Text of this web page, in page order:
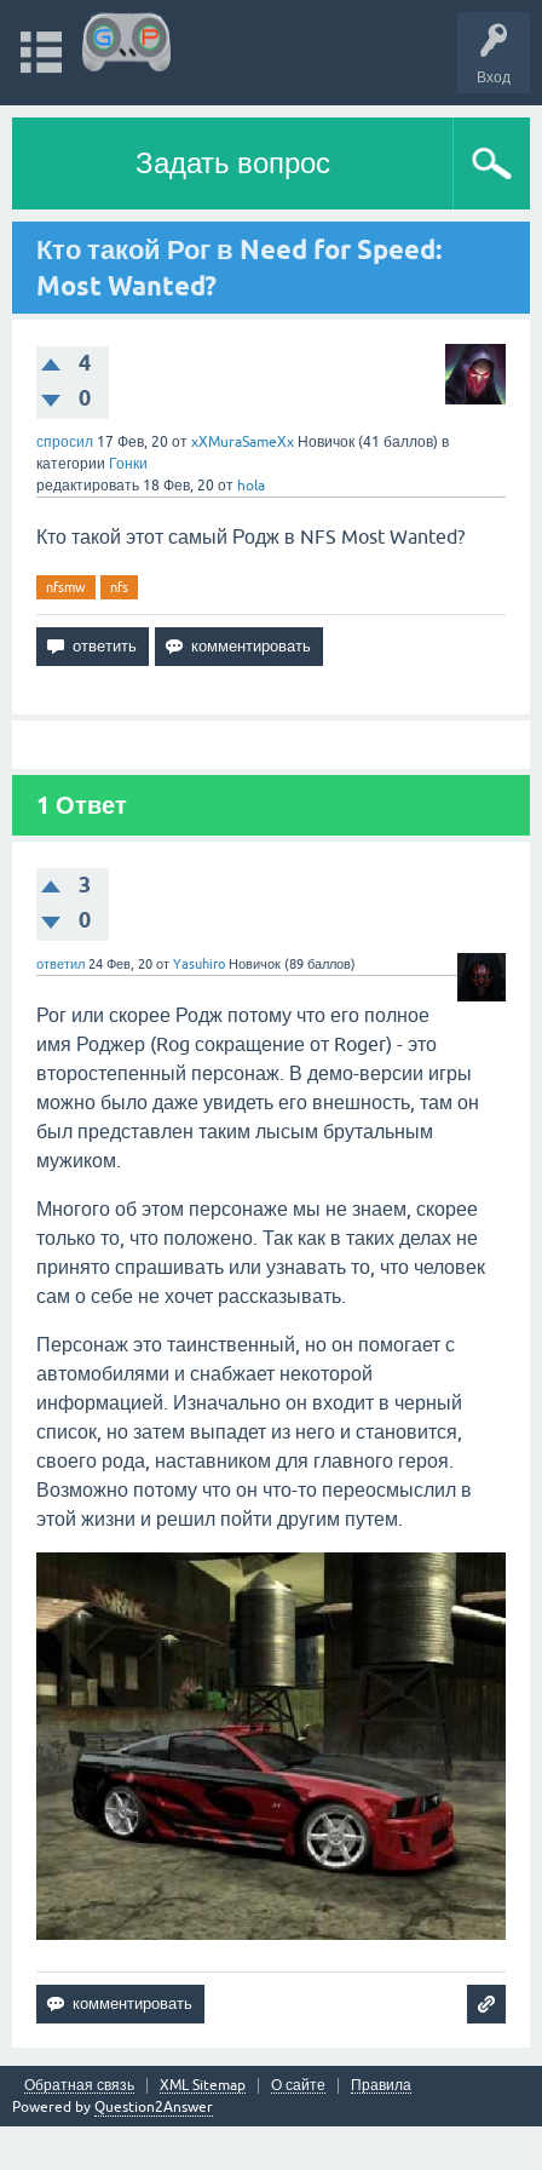
Вход
Задать вопрос
Кто такой Рог в Need for Speed:
Most Wanted?
4
0
спросил 17 Фев, 20 от xXMuraSameXx Новичок (41 баллов) в
категории Гонки
редактировать 18 Фев, 20 от hola
Кто такой этот самый Родж в NFS Most Wanted?
nfsmw nfs
1 Ответ
3
0
ответил 24 Фев, 20 от Yasuhiro Новичок (89 баллов)
Рог или скорее Родж потому что его полное
имя Роджер (Rog сокращение от Roger) - это
второстепенный персонаж. В демо-версии игры
можно было даже увидеть его внешность, там он
был представлен таким лысым брутальным
мужиком.
Многого об этом персонаже мы не знаем, скорее
только то, что положено. Так как в таких делах не
принято спрашивать или узнавать то, что человек
сам о себе не хочет рассказывать.
Персонаж это таинственный, но он помогает с
автомобилями и снабжает некоторой
информацией. Изначально он входит в черный
список, но затем выпадет из него и становится,
своего рода, наставником для главного героя.
Возможно потому что он что-то переосмыслил в
этой жизни и решил пойти другим путем.
Обратная связь XML Sitemap О сайте
Правила
Powered by Question2Answer